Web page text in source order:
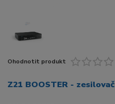
Ohodnotit produkt
Z21 BOOSTER -